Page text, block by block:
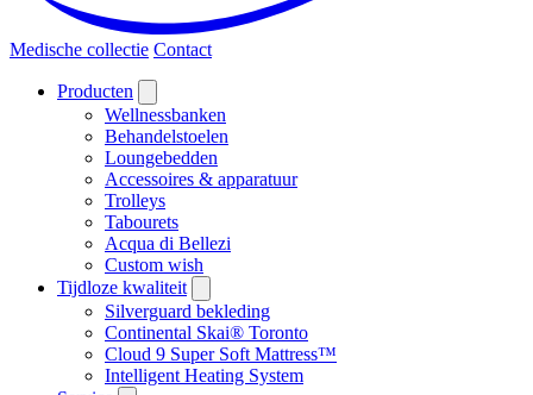
Medische collectie Contact
Producten
Wellnessbanken
Behandelstoelen
Loungebedden
Accessoires & apparatuur
Trolleys
Tabourets
Acqua di Bellezi
Custom wish
Tijdloze kwaliteit
Silverguard bekleding
Continental Skai® Toronto
Cloud 9 Super Soft Mattress™
Intelligent Heating System